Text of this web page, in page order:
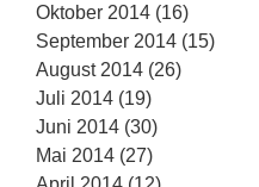
Oktober 2014 (16)
September 2014 (15)
August 2014 (26)
Juli 2014 (19)
Juni 2014 (30)
Mai 2014 (27)